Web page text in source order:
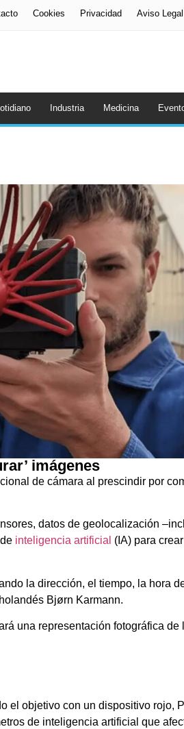
Cookies Privacidad Aviso Legal
Industria Medicina
imágenes
de cámara al prescindir por
datos de geolocalización
inteligencia artificial (IA) para
la dirección, el tiempo, la hora
Bjørn Karmann.
una representación fotográfica de
el objetivo con un dispositivo rojo,
de inteligencia artificial que